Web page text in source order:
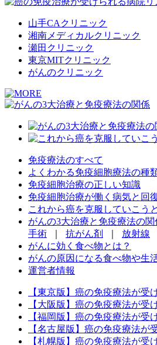
山手CAクリニック
湘南メディカルクリニック
瀬田クリニック
東京MITクリニック
がんのクリニック
免疫療法のすべて
よくわかる免疫細胞療法の種
免疫細胞治療の正しい知識
免疫細胞治療が働く病気と回
これから癌を克服していこう
がんの3大治療と免疫療法の関
手術
抗がん剤
放射線
がんに効く食べ物とは？
がんの原因になる食べ物や生
運営者情報
【東京版】癌の免疫療法が受
【大阪版】癌の免疫療法が受
【福岡版】癌の免疫療法が受
【名古屋版】癌の免疫療法が
【札幌版】癌の免疫療法が受